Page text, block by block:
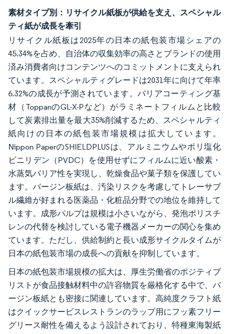
素材タイプ別：リサイクル紙板が供給を支え、スペシャル
ティ紙が成長を牽引
リサイクル紙板は2025年の日本の紙包装市場シェアの
45.34%を占め、自治体の収集効率の高さとブランドの使用
済み消費者向けコンテンツへのコミットメントに支えられ
ています。スペシャルティグレードは2031年に向けて年率
6.32%の成長が予測されています。バリアコーティング基
材（ToppanのGL-X-Pなど）がラミネートフィルムと比較
して炭素排出量を最大35%削減するため、スペシャルティ
紙向けの日本の紙包装市場規模は拡大しています。
Nippon PaperのSHIELDPLUSは、アルミニウムやポリ塩化
ビニリデン（PVDC）を使用せずにフィルムに近い酸素・
水蒸気バリア性を実現し、乾燥食品や菓子類を保護してい
ます。バージン板紙は、汚染リスクを考慮してトレーサブ
ル繊維が好まれる医薬品・化粧品分野での地位を維持して
います。成形パルプは規模は小さいながら、発泡ポリスチ
レンの代替を検討している電子機器メーカーの関心を集め
ています。ただし、供給制約と長い成形サイクルタイムが
日本の紙包装市場の成長への貢献を抑制しています。
日本の紙包装市場規模の拡大は、厚生労働省のポジティブ
リストが食品接触材料中の許容物質を厳格化する中で、バ
ージン板紙とも密接に関連しています。高純度クラフト紙
はクイックサービスレストランのラップ用にフッ素フリー
グリース耐性を備えるよう設計されており、特種東海製紙